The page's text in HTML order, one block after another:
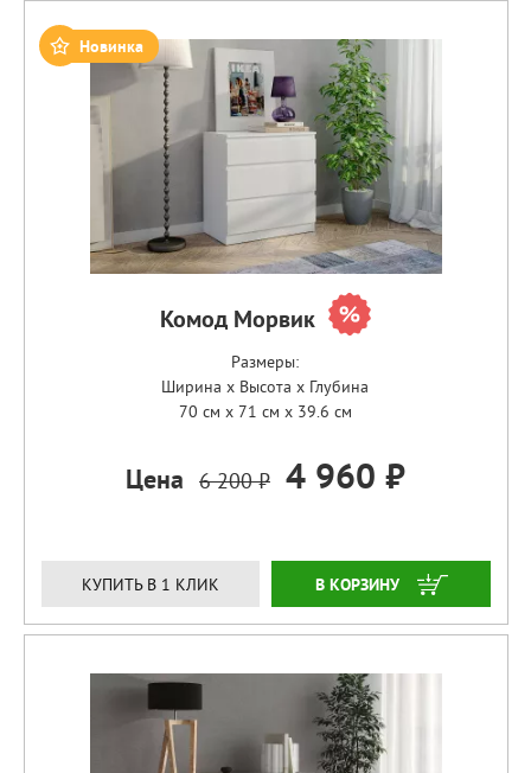
Новинка
Комод Морвик
Размеры:
Ширина x Высота x Глубина
70 см x 71 см x 39.6 см
Цена 6 200 ₽ 4 960 ₽
КУПИТЬ В 1 КЛИК ЗАКАЗАТЬ